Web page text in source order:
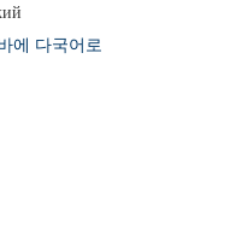
에 다국어로